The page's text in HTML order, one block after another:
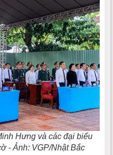
Hưng và các đại biểu
- Ảnh: VGP/Nhật Bắc